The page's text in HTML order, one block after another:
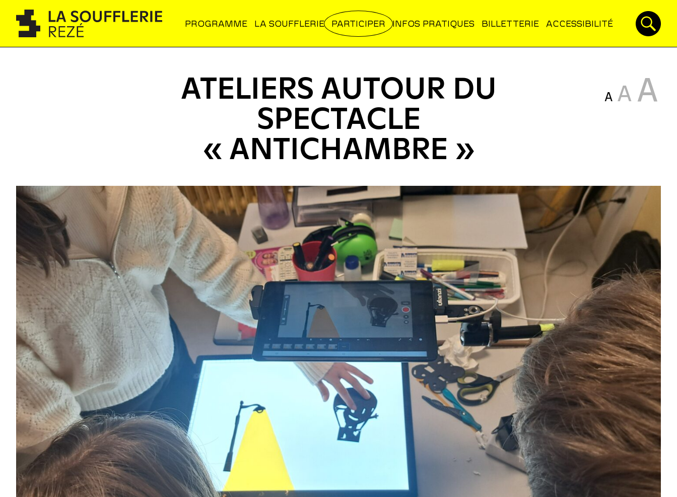
PROGRAMME LA SOUFFLERIE PARTICIPER INFOS PRATIQUES BILLETTERIE ACCESSIBILITÉ
ATELIERS AUTOUR DU
SPECTACLE
« ANTICHAMBRE »
A A A